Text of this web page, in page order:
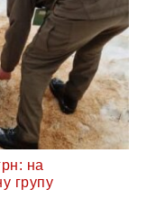
на
групу